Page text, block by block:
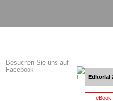
Besuchen Sie uns auf
Facebook
Editorial